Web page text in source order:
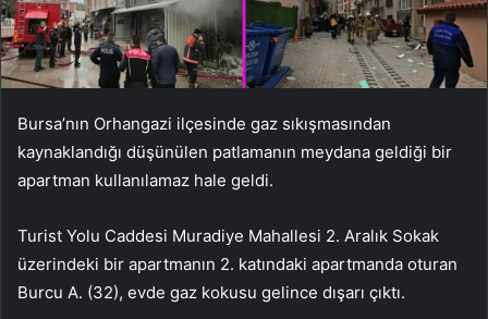
Bursa’nın Orhangazi ilçesinde gaz sıkışmasından
kaynaklandığı düşünülen patlamanın meydana geldiği bir
apartman kullanılamaz hale geldi.
Turist Yolu Caddesi Muradiye Mahallesi 2. Aralık Sokak
üzerindeki bir apartmanın 2. katındaki apartmanda oturan
Burcu A. (32), evde gaz kokusu gelince dışarı çıktı.